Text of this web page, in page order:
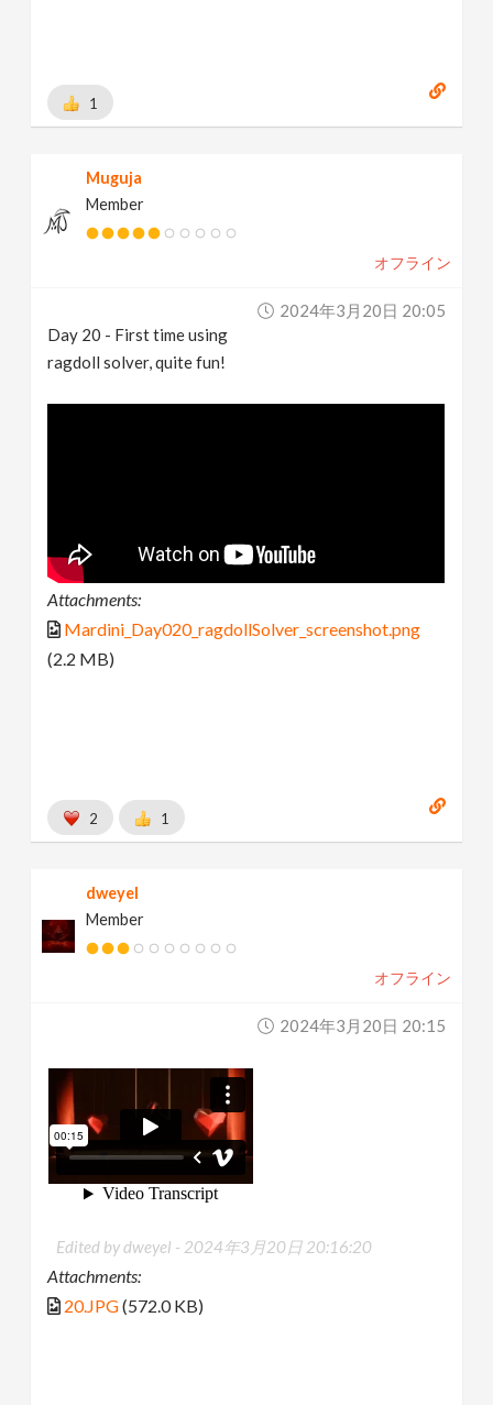
1
Muguja
Member
オフライン
2024年3月20日 20:05
Day 20 - First time using
ragdoll solver, quite fun!
Attachments:
Mardini_Day020_ragdollSolver_screenshot.png
(2.2 MB)
2 1
dweyel
Member
オフライン
2024年3月20日 20:15
Edited by dweyel - 2024年3月20日 20:16:20
Attachments:
20.JPG(572.0 KB)